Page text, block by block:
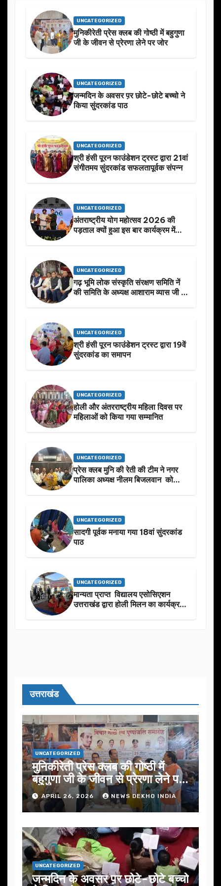
UNCATEGORIZED
मुनिकीरेती प्रेस क्लब की गोष्ठी में बहुगुणा
जी के जीवन से प्रेरणा लेने पर जोर
UNCATEGORIZED
जन्मदिन के अवसर प़र छोटे-छोटे बच्चो ने
किया सुंदरकांड पाठ
UNCATEGORIZED
श्री हंसी पूरन फाउंडेशन ट्रस्ट द्वारा 21वां
संगीतमय सुंदरकांड सफलतापूर्वक संपन्न
UNCATEGORIZED
अंतराष्ट्रीय योग महोत्सव 2026 की
पड़ताल क्यों हुआ इस बार कार्यक्रम में
UNCATEGORIZED
गढ़ भूमि लोक संस्कृति संरक्षण समिति नें
की समिति के अध्यक्ष आशाराम व्यास जी के
UNCATEGORIZED
श्री हंसी पूरन फाउंडेशन ट्रस्ट द्वारा 19वें
सुंदरकांड का समापन
UNCATEGORIZED
होली और अंतरराष्ट्रीय महिला दिवस पर
महिलाओं को किया गया सम्मानित
UNCATEGORIZED
प्रेस क्लब मुनि की रेती की टीम ने नगर
पालिका अध्यक्ष नीलम बिजलवान को
UNCATEGORIZED
सादगी पूर्वक मनाया गया 18वां सुंदरकांड
पाठ
UNCATEGORIZED
मान्यता प्राप्त विद्यालय एसोसिएशन
उत्तराखंड द्वारा होली मिलन का कार्यक्रम
उत्तराखंड
UNCATEGORIZED
मुनिकीरेती प्रेस क्लब की गोष्ठी में
बहुगुणा जी के जीवन से प्रेरणा लेने पर
जोरAPRIL 26, 2026 NEWS DEKHO INDIA
UNCATEGORIZED
जन्मदिन के अवसर प़र छोटे-छोटे बच्चो